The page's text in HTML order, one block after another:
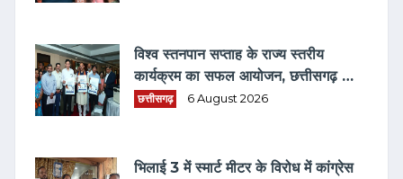
विश्व स्तनपान सप्ताह के राज्य स्तरीय
कार्यक्रम का सफल आयोजन, छत्तीसगढ़ के
प्रथम "मातृ दूध कोष (MOTHER MILK
छत्तीसगढ़ 6 August 2026
भिलाई 3 में स्मार्ट मीटर के विरोध में कांग्रेस